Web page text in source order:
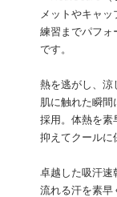
メットやキャ
練習までパフォ
です。
熱を逃がし、涼
肌に触れた瞬間
採用。体熱を素
抑えてクールに
卓越した吸汗速
流れる汗を素早